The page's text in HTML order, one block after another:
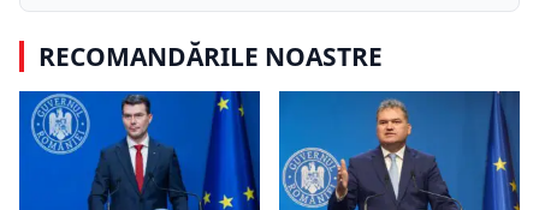
RECOMANDĂRILE NOASTRE